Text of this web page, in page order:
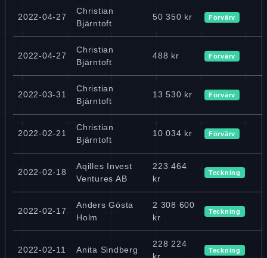
2022-04-27
Christian
Bjärntoft
50 350 kr Förvärv
2022-04-27
Christian
Bjärntoft
488 kr Förvärv
2022-03-31
Christian
Bjärntoft
13 530 kr Förvärv
2022-02-21
Christian
Bjärntoft
10 034 kr Förvärv
2022-02-18
Aqilles Invest
Ventures AB
223 464
kr
Teckning
2022-02-17
Anders Gösta
Holm
2 308 600
kr
Teckning
2022-02-11 Anita Sindberg
228 224
Teckning